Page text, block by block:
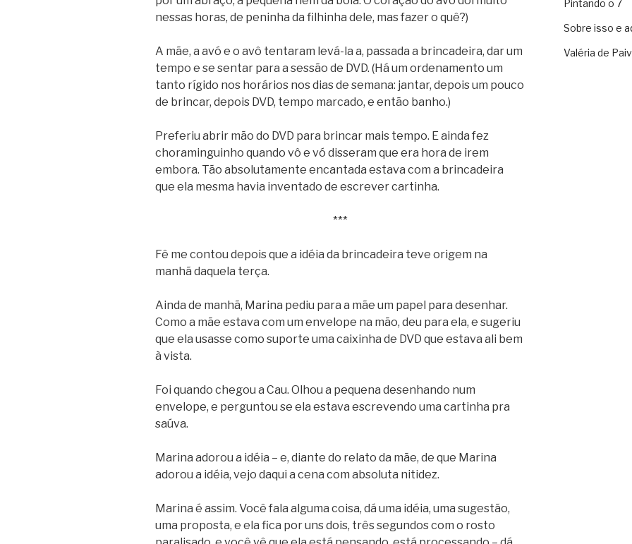
nessas horas, de peninha da filhinha dele, mas fazer o quê?)
A mãe, a avó e o avô tentaram levá-la a, passada a brincadeira, dar um
tempo e se sentar para a sessão de DVD. (Há um ordenamento um
tanto rígido nos horários nos dias de semana: jantar, depois um pouco
de brincar, depois DVD, tempo marcado, e então banho.)
Preferiu abrir mão do DVD para brincar mais tempo. E ainda fez
choraminguinho quando vô e vó disseram que era hora de irem
embora. Tão absolutamente encantada estava com a brincadeira
que ela mesma havia inventado de escrever cartinha.
***
Fê me contou depois que a idéia da brincadeira teve origem na
manhã daquela terça.
Ainda de manhã, Marina pediu para a mãe um papel para desenhar.
Como a mãe estava com um envelope na mão, deu para ela, e sugeriu
que ela usasse como suporte uma caixinha de DVD que estava ali bem
à vista.
Foi quando chegou a Cau. Olhou a pequena desenhando num
envelope, e perguntou se ela estava escrevendo uma cartinha pra
saúva.
Marina adorou a idéia – e, diante do relato da mãe, de que Marina
adorou a idéia, vejo daqui a cena com absoluta nitidez.
Marina é assim. Você fala alguma coisa, dá uma idéia, uma sugestão,
uma proposta, e ela fica por uns dois, três segundos com o rosto
Pintando o 7
Sobre isso e
Valéria de